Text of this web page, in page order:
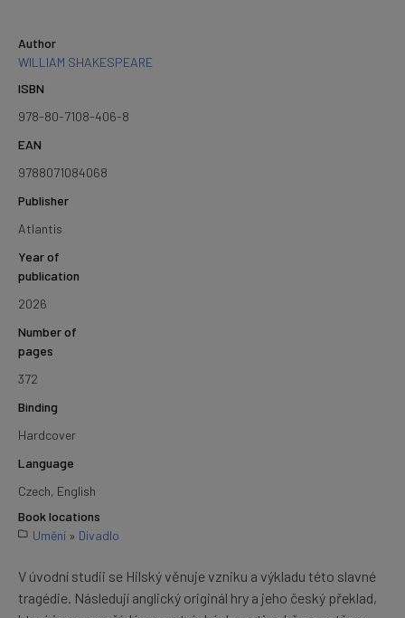
Author
WILLIAM SHAKESPEARE
ISBN
978-80-7108-406-8
EAN
9788071084068
Publisher
Atlantis
Year of
publication
2026
Number of
pages
372
Binding
Hardcover
Language
Czech, English
Book locations
Umění » Divadlo
V úvodní studii se Hilský věnuje vzniku a výkladu této slavné
tragédie. Následují anglický originál hry a jeho český překlad,